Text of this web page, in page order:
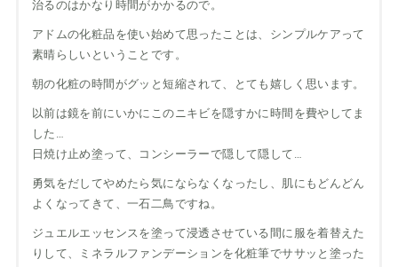
治るのはかなり時間がかかるので。
アドムの化粧品を使い始めて思ったことは、シンプルケアって
素晴らしいということです。
朝の化粧の時間がグッと短縮されて、とても嬉しく思います。
以前は鏡を前にいかにこのニキビを隠すかに時間を費やしてま
した…
日焼け止め塗って、コンシーラーで隠して隠して…
勇気をだしてやめたら気にならなくなったし、肌にもどんどん
よくなってきて、一石二鳥ですね。
ジュエルエッセンスを塗って浸透させている間に服を着替えた
りして、ミネラルファンデーションを化粧筆でササッと塗った